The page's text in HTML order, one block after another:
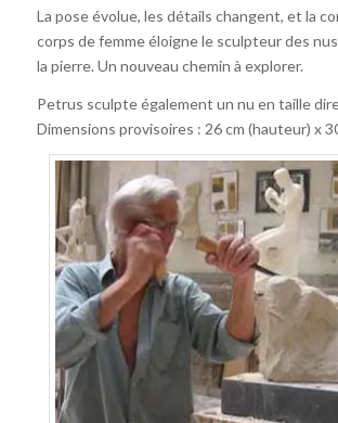
La pose évolue, les détails changent, et la
corps de femme éloigne le sculpteur des nus
la pierre. Un nouveau chemin à explorer.
Petrus sculpte également un nu en taille
Dimensions provisoires : 26 cm (hauteur) x